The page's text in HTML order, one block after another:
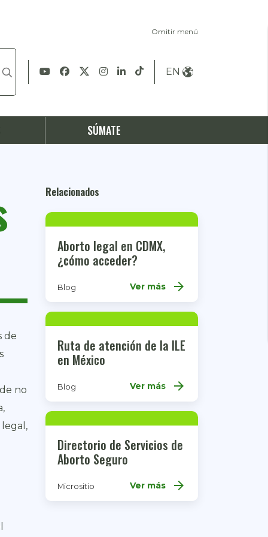
Omitir menú
EN
SÚMATE
de
no
Relacionados
Aborto legal en CDMX,
¿cómo acceder?
Blog Ver más arrow_forward
Ruta de atención de la ILE
en México
Blog Ver más arrow_forward
Directorio de Servicios de
Aborto Seguro
Micrositio Ver más arrow_forward